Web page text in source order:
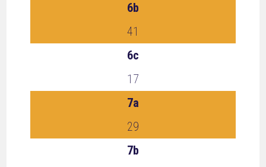
6b
41
6c
17
7a
29
7b